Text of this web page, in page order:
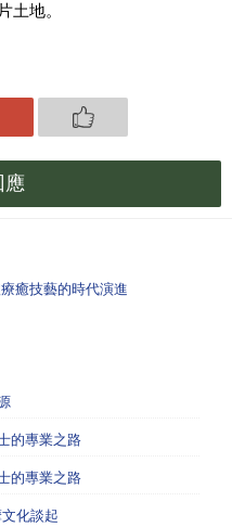
土地。
應
癒技藝的時代演進
的專業之路
的專業之路
化談起